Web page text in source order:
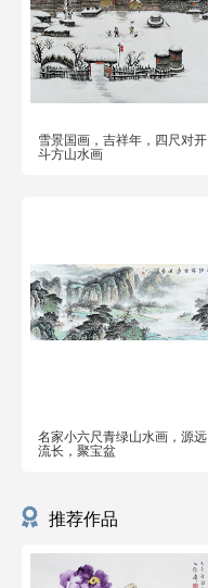
雪景国画，吉祥年，四尺对开
斗方山水画
名家小六尺青绿山水画，源远
流长，聚宝盆
推荐作品